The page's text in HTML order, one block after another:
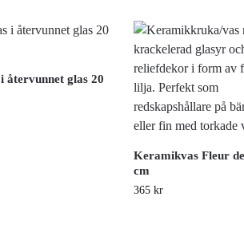
återvunnet glas 20
Keramikvas Fleur
cm
365 kr